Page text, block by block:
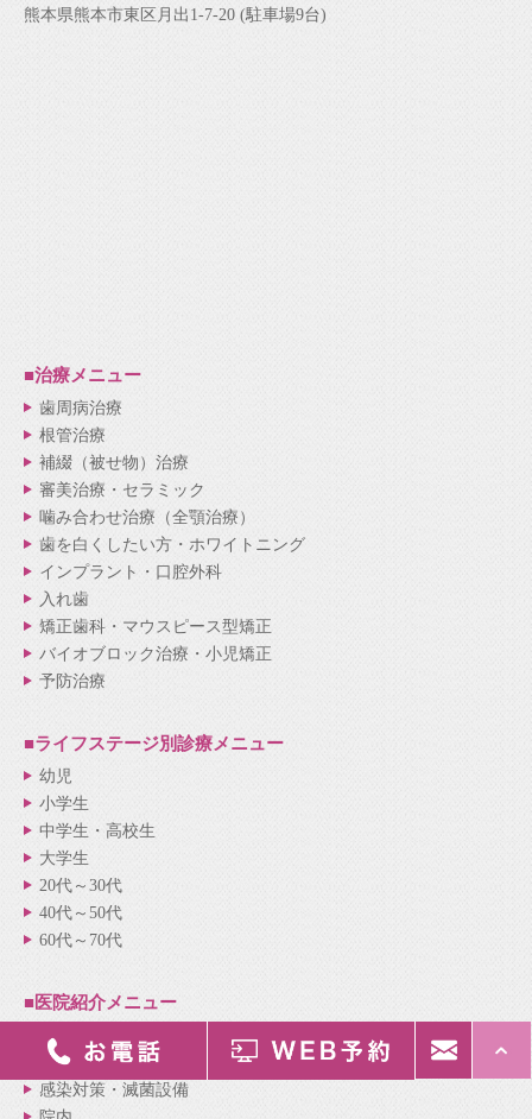
熊本県熊本市東区月出1-7-20 (駐車場9台)
■治療メニュー
歯周病治療
根管治療
補綴（被せ物）治療
審美治療・セラミック
噛み合わせ治療（全顎治療）
歯を白くしたい方・ホワイトニング
インプラント・口腔外科
入れ歯
矯正歯科・マウスピース型矯正
バイオブロック治療・小児矯正
予防治療
■ライフステージ別診療メニュー
幼児
小学生
中学生・高校生
大学生
20代～30代
40代～50代
60代～70代
■医院紹介メニュー
医院紹介
院長・スタッフ紹介
感染対策・滅菌設備